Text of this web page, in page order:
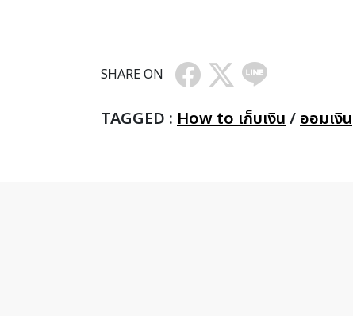
SHARE ON
TAGGED : How to เก็บเงิน/ออมเงิน